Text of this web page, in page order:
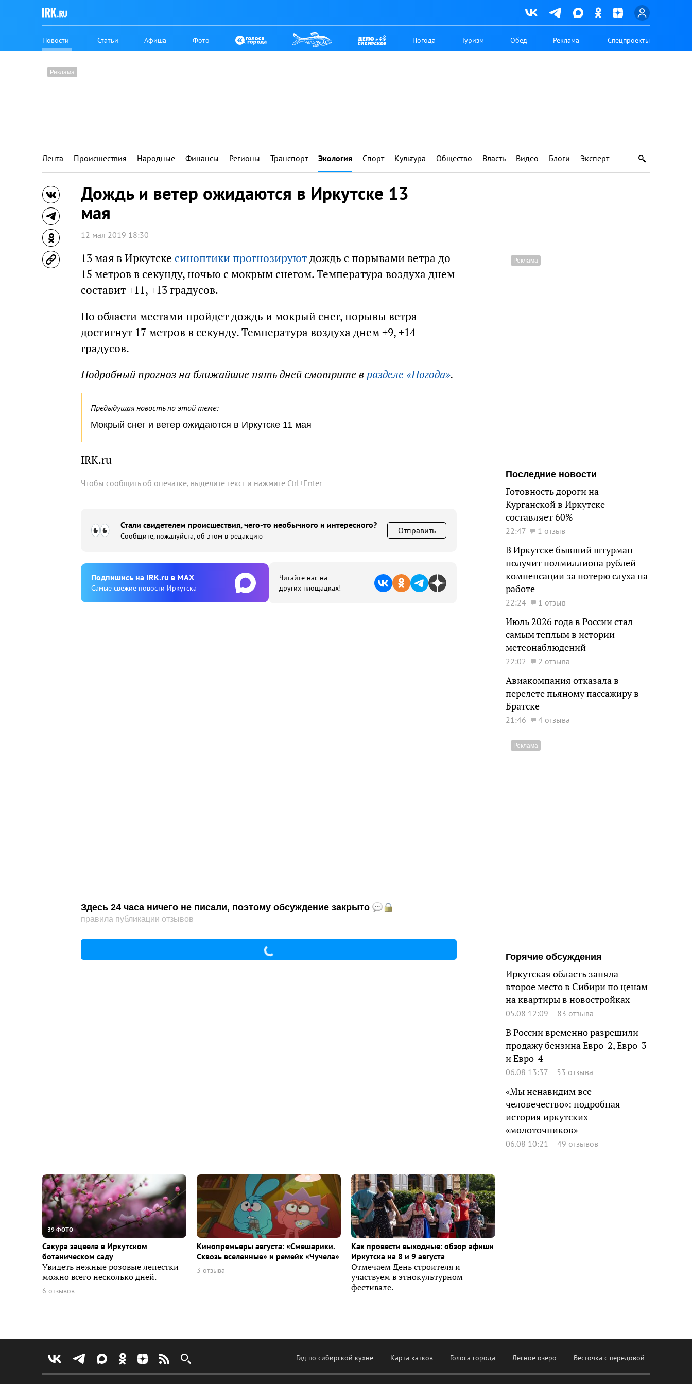
Новости Статьи Афиша Фото Погода Туризм Обед Реклама Спецпроекты
Лента Происшествия Народные Финансы Регионы Транспорт Экология Спорт Культура Общество Власть Видео Блоги Эксперт
Дождь и ветер ожидаются в Иркутске 13
мая
12 мая 2019 18:30
13 мая в Иркутске синоптики прогнозируютдождь с порывами ветра до
15 метров в секунду, ночью с мокрым снегом. Температура воздуха днем
составит +11, +13 градусов.
По области местами пройдет дождь и мокрый снег, порывы ветра
достигнут 17 метров в секунду. Температура воздуха днем +9, +14
градусов.
Подробный прогноз на ближайшие пять дней смотрите в разделе «Погода».
Предыдущая новость по этой теме:
Мокрый снег и ветер ожидаются в Иркутске 11 мая
IRK.ru
Чтобы сообщить об опечатке, выделите текст и нажмите Ctrl+Enter
Стали свидетелем происшествия, чего-то необычного и интересного?
Сообщите, пожалуйста, об этом в редакцию
Отправить
Подпишиcь на IRK.ru в MAX
Cамые свежие новости Иркутска
Читайте нас на
других площадках!
Здесь 24 часа ничего не писали, поэтому обсуждение закрыто
правила публикации отзывов
Последние новости
Готовность дороги на
Курганской в Иркутске
составляет 60%
22:47 1 отзыв
В Иркутске бывший штурман
получит полмиллиона рублей
компенсации за потерю слуха на
работе
22:24 1 отзыв
Июль 2026 года в России стал
самым теплым в истории
метеонаблюдений
22:02 2 отзыва
Авиакомпания отказала в
перелете пьяному пассажиру в
Братске
21:46 4 отзыва
Горячие обсуждения
Иркутская область заняла
второе место в Сибири по ценам
на квартиры в новостройках
05.08 12:09 83 отзыва
В России временно разрешили
продажу бензина Евро-2, Евро-3
и Евро-4
06.08 13:37 53 отзыва
«Мы ненавидим все
человечество»: подробная
история иркутских
«молоточников»
06.08 10:21 49 отзывов
39 ФОТО
Сакура зацвела в Иркутском
ботаническом саду
Увидеть нежные розовые лепестки
можно всего несколько дней.
6 отзывов
Кинопремьеры августа: «Смешарики.
Сквозь вселенные» и ремейк «Чучела»
3 отзыва
Как провести выходные: обзор афиши
Иркутска на 8 и 9 августа
Отмечаем День строителя и
участвуем в этнокультурном
фестивале.
Гид по сибирской кухне Карта катков Голоса города Лесное озеро Весточка с передовой